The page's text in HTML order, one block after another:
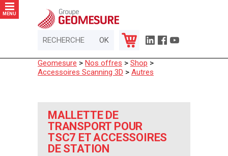
MENU
Geomesure > Nos offres > Shop >
Accessoires Scanning 3D > Autres
MALLETTE DE
TRANSPORT POUR
TSC7 ET ACCESSOIRES
DE STATION
Panneau de gestion des cookies